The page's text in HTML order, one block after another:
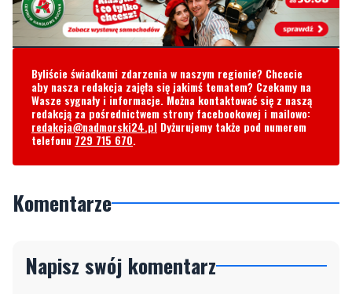
Byliście świadkami zdarzenia w naszym regionie? Chcecie
aby nasza redakcja zajęła się jakimś tematem? Czekamy na
Wasze sygnały i informacje. Można kontaktować się z naszą
redakcja@nadmorski24.plDyżurujemy także pod numerem
telefonu729 715 670.
Komentarze
Napisz swój komentarz
komentarze! Jeśli widzisz niestosowny wpis -
kliknij "zgłoś nadużycie".